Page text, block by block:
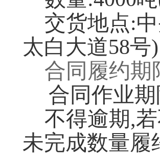
交货地点:
太白大道58号)
合同履约期
合同作业期
不得逾期,
未完成数量履